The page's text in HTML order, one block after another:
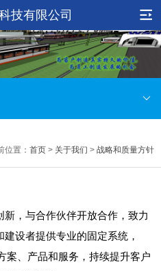
技有限公司
位置： 首页 > 关于我们 > 战略和质量方针
，与合作伙伴开放合作，致力
设者提供专业的固定系统，
案、产品和服务，持续提升客户